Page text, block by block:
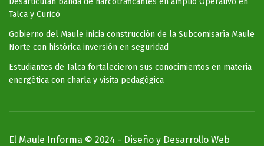
Talca y Curicó
Gobierno del Maule inicia construcción de la Subcomisaría Maule
Norte con histórica inversión en seguridad
Estudiantes de Talca fortalecieron sus conocimientos en materia
energética con charla y visita pedagógica
El Maule Informa © 2024 - Diseño y Desarrollo Web